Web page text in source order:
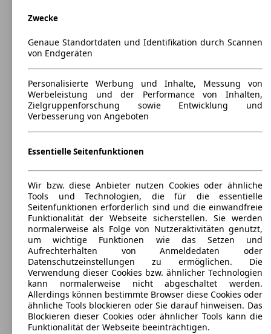
Opel Mokka
Maße (L/B/H):
ab 4278 x 1777 x 1658 mm
Leistung:
94 KW (128 PS)
Sitze:
Kofferraum:
356 - 1372 Liter
Anhängelast:
1200 kg
Opel Mokka Diesel 2012 - 2016)
Maße (L/B/H):
ab 4278 x 1777 x 1658 mm
Zwecke
Genaue Standortdaten und Identifikation durch Scannen
von Endgeräten
Personalisierte Werbung und Inhalte, Messung von
Werbeleistung und der Performance von Inhalten,
Zielgruppenforschung sowie Entwicklung und
Verbesserung von Angeboten
Essentielle Seitenfunktionen
Wir bzw. diese Anbieter nutzen Cookies oder ähnliche
Tools und Technologien, die für die essentielle
Seitenfunktionen erforderlich sind und die einwandfreie
Funktionalität der Webseite sicherstellen. Sie werden
normalerweise als Folge von Nutzeraktivitäten genutzt,
um wichtige Funktionen wie das Setzen und
Aufrechterhalten von Anmeldedaten oder
Datenschutzeinstellungen zu ermöglichen. Die
Verwendung dieser Cookies bzw. ähnlicher Technologien
kann normalerweise nicht abgeschaltet werden.
Allerdings können bestimmte Browser diese Cookies oder
ähnliche Tools blockieren oder Sie darauf hinweisen. Das
Blockieren dieser Cookies oder ähnlicher Tools kann die
Funktionalität der Webseite beeinträchtigen.